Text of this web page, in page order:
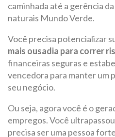
caminhada até a gerência
naturais Mundo Verde.
Você precisa potencializar
mais ousadia para correr
financeiras seguras e
vencedora para manter um
seu negócio.
Ou seja, agora você é o
empregos. Você
precisa ser uma pessoa